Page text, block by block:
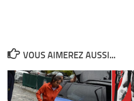
VOUS AIMEREZ AUSSI...